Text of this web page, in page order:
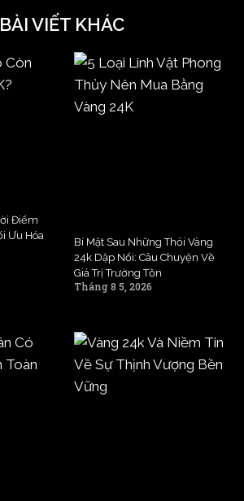
BÀI VIẾT KHÁC
Điểm
Ưu Hóa
Bí Mật Sau Những Thỏi Vàng
24k Dập Nổi: Câu Chuyện Về
Giá Trị Trường Tồn
Tháng 8 5, 2026